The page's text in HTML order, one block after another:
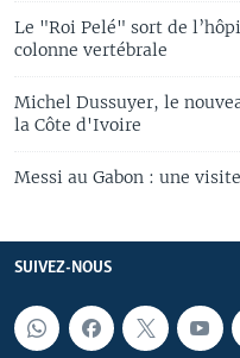
Le "Roi Pelé" sort de
colonne vertébrale
Michel Dussuyer, le
la Côte d'Ivoire
Messi au Gabon : une
SUIVEZ-NOUS